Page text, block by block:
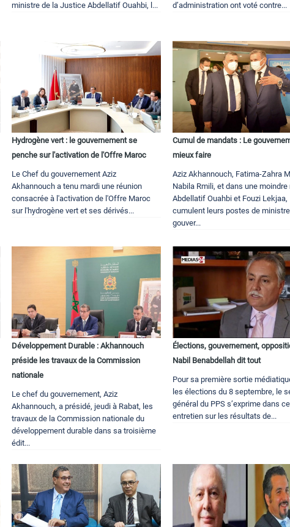
ministre de la Justice Abdellatif Ouahbi, l...
d’administration ont voté contre...
Hydrogène vert : le gouvernement se
penche sur l'activation de l'Offre Maroc
Le Chef du gouvernement Aziz
Akhannouch a tenu mardi une réunion
consacrée à l'activation de l'Offre Maroc
sur l'hydrogène vert et ses dérivés...
Cumul de mandats : Le
mieux faire
Aziz Akhannouch, Fatima-Zahra
Nabila Rmili, et dans une moindre
Abdellatif Ouahbi et Fouzi Lekjaa,
cumulent leurs postes de
gouver...
Développement Durable : Akhannouch
préside les travaux de la Commission
nationale
Le chef du gouvernement, Aziz
Akhannouch, a présidé, jeudi à Rabat, les
travaux de la Commission nationale du
développement durable dans sa troisième
édit...
Élections, gouvernement,
Nabil Benabdellah dit tout
Pour sa première sortie
les élections du 8 septembre, le
général du PPS s’exprime dans
entretien sur les résultats de...